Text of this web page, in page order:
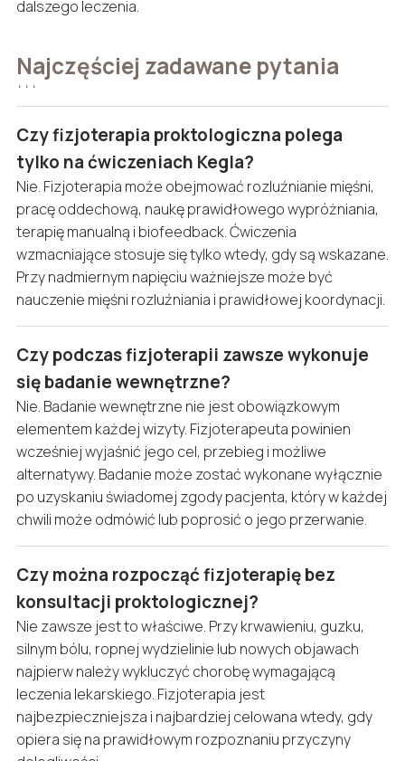
dalszego leczenia.
Najczęściej zadawane pytania
```
Czy fizjoterapia proktologiczna polega
tylko na ćwiczeniach Kegla?
Nie. Fizjoterapia może obejmować rozluźnianie mięśni,
pracę oddechową, naukę prawidłowego wypróżniania,
terapię manualną i biofeedback. Ćwiczenia
wzmacniające stosuje się tylko wtedy, gdy są wskazane.
Przy nadmiernym napięciu ważniejsze może być
nauczenie mięśni rozluźniania i prawidłowej koordynacji.
Czy podczas fizjoterapii zawsze wykonuje
się badanie wewnętrzne?
Nie. Badanie wewnętrzne nie jest obowiązkowym
elementem każdej wizyty. Fizjoterapeuta powinien
wcześniej wyjaśnić jego cel, przebieg i możliwe
alternatywy. Badanie może zostać wykonane wyłącznie
po uzyskaniu świadomej zgody pacjenta, który w każdej
chwili może odmówić lub poprosić o jego przerwanie.
Czy można rozpocząć fizjoterapię bez
konsultacji proktologicznej?
Nie zawsze jest to właściwe. Przy krwawieniu, guzku,
silnym bólu, ropnej wydzielinie lub nowych objawach
najpierw należy wykluczyć chorobę wymagającą
leczenia lekarskiego. Fizjoterapia jest
najbezpieczniejsza i najbardziej celowana wtedy, gdy
opiera się na prawidłowym rozpoznaniu przyczyny